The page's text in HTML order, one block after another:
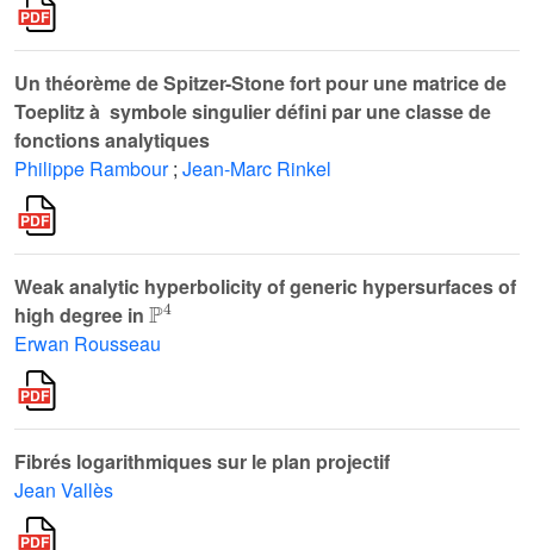
Un théorème de Spitzer-Stone fort pour une matrice de
Toeplitz à symbole singulier défini par une classe de
fonctions analytiques
Philippe Rambour ; Jean-Marc Rinkel
Weak analytic hyperbolicity of generic hypersurfaces of
high degree in
ℙ4
Erwan Rousseau
Fibrés logarithmiques sur le plan projectif
Jean Vallès